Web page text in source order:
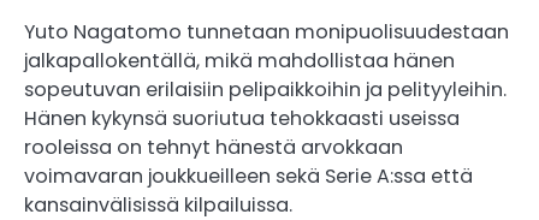
Yuto Nagatomo tunnetaan monipuolisuudestaan
jalkapallokentällä, mikä mahdollistaa hänen
sopeutuvan erilaisiin pelipaikkoihin ja pelityyleihin.
Hänen kykynsä suoriutua tehokkaasti useissa
rooleissa on tehnyt hänestä arvokkaan
voimavaran joukkueilleen sekä Serie A:ssa että
kansainvälisissä kilpailuissa.